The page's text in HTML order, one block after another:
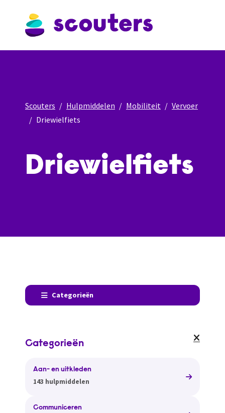
Scouters Hulpmiddelen Mobiliteit
Vervoer
Driewielfiets
Driewielfiets
Categorieën
Categorieën
Aan- en uitkleden
143 hulpmiddelen
Communiceren